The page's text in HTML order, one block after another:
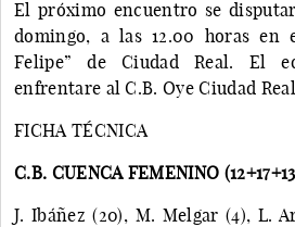
El próximo encuentro se
domingo, a las 12.00 horas en
Felipe” de Ciudad Real. El
enfrentare al C.B. Oye Ciudad
FICHA TÉCNICA
C.B. CUENCA FEMENINO
J. Ibáñez (20), M. Melgar (4), L.